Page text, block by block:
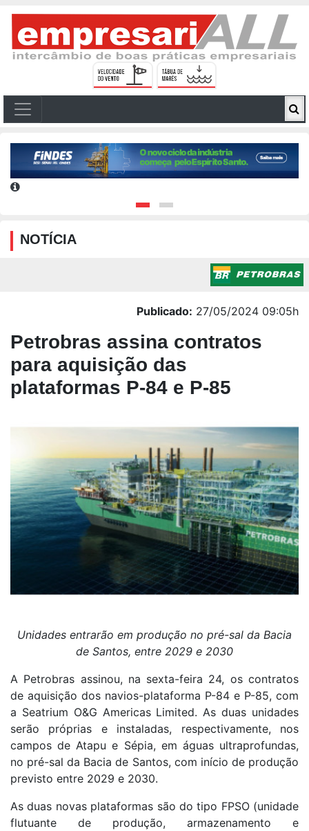
NOTÍCIA
Publicado: 27/05/2024 09:05h
Petrobras assina contratos
para aquisição das
plataformas P-84 e P-85
Unidades entrarão em produção no pré-sal da Bacia
de Santos, entre 2029 e 2030
A Petrobras assinou, na sexta-feira 24, os contratos
de aquisição dos navios-plataforma P-84 e P-85, com
a Seatrium O&G Americas Limited. As duas unidades
serão próprias e instaladas, respectivamente, nos
campos de Atapu e Sépia, em águas ultraprofundas,
no pré-sal da Bacia de Santos, com início de produção
previsto entre 2029 e 2030.
As duas novas plataformas são do tipo FPSO (unidade
flutuante de produção, armazenamento e